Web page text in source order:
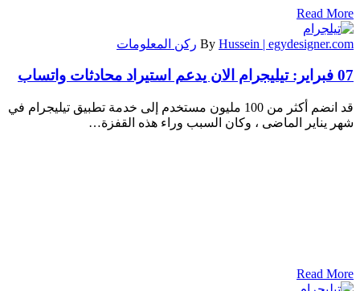
Read More
By Hussein | egydesigner.com ركن المعلومات
07 فبراير: تيليجرام الان يدعم استيراد محادثات واتساب
قد انضم أكثر من 100 مليون مستخدم إلى خدمة تطبيق تيليجرام في
شهر يناير الماضى ، وكان السبب وراء هذه القفزة…
Read More